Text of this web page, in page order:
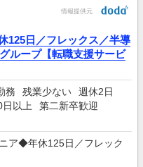
情報提供元
125日／フレックス／半導
ループ【転職支援サービ
務 残業少ない
週休2日
以上
第二新卒歓迎
ア◆年休125日／フレック